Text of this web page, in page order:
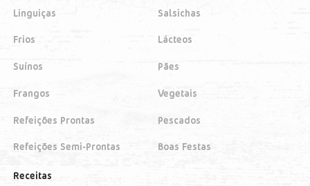
Linguiças
Frios
Suínos
Frangos
Refeições Prontas
Refeições Semi-Prontas
Salsichas
Lácteos
Pães
Vegetais
Pescados
Boas Festas
Receitas